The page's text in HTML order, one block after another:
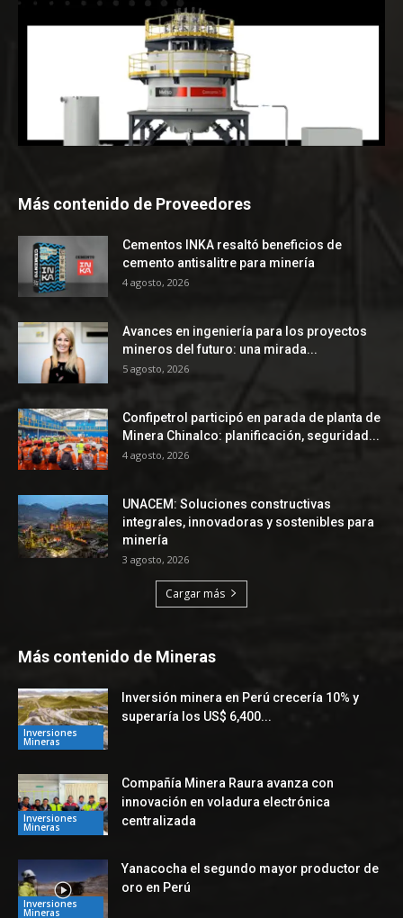
Más contenido de Proveedores
Cementos INKA resaltó beneficios de
cemento antisalitre para minería
4 agosto, 2026
Avances en ingeniería para los proyectos
mineros del futuro: una mirada...
5 agosto, 2026
Confipetrol participó en parada de planta de
Minera Chinalco: planificación, seguridad...
4 agosto, 2026
UNACEM: Soluciones constructivas
integrales, innovadoras y sostenibles para
minería
3 agosto, 2026
Cargar más
Más contenido de Mineras
Inversiones
Mineras
Inversión minera en Perú crecería 10% y
superaría los US$ 6,400...
Inversiones
Mineras
Compañía Minera Raura avanza con
innovación en voladura electrónica
centralizada
Inversiones
Mineras
Yanacocha el segundo mayor productor de
oro en Perú